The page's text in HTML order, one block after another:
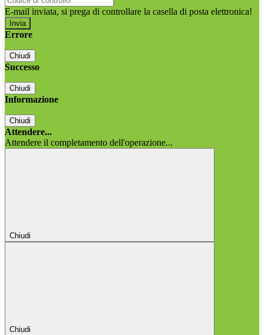
E-mail inviata, si prega di controllare la casella di posta elettronica!
Errore
Chiudi
Successo
Chiudi
Informazione
Chiudi
Attendere...
Attendere il completamento dell'operazione...
Chiudi
Chiudi